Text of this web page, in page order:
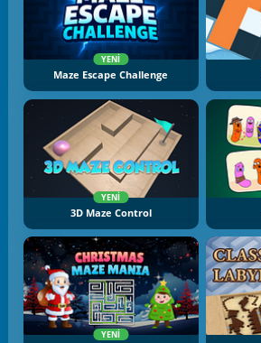
YENI
Maze Escape Challenge
YENI
3D Maze Control
YENI